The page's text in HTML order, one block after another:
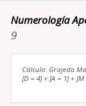
Numerología
9
Cálculo: Grajeda
[D = 4] + [A = 1] +